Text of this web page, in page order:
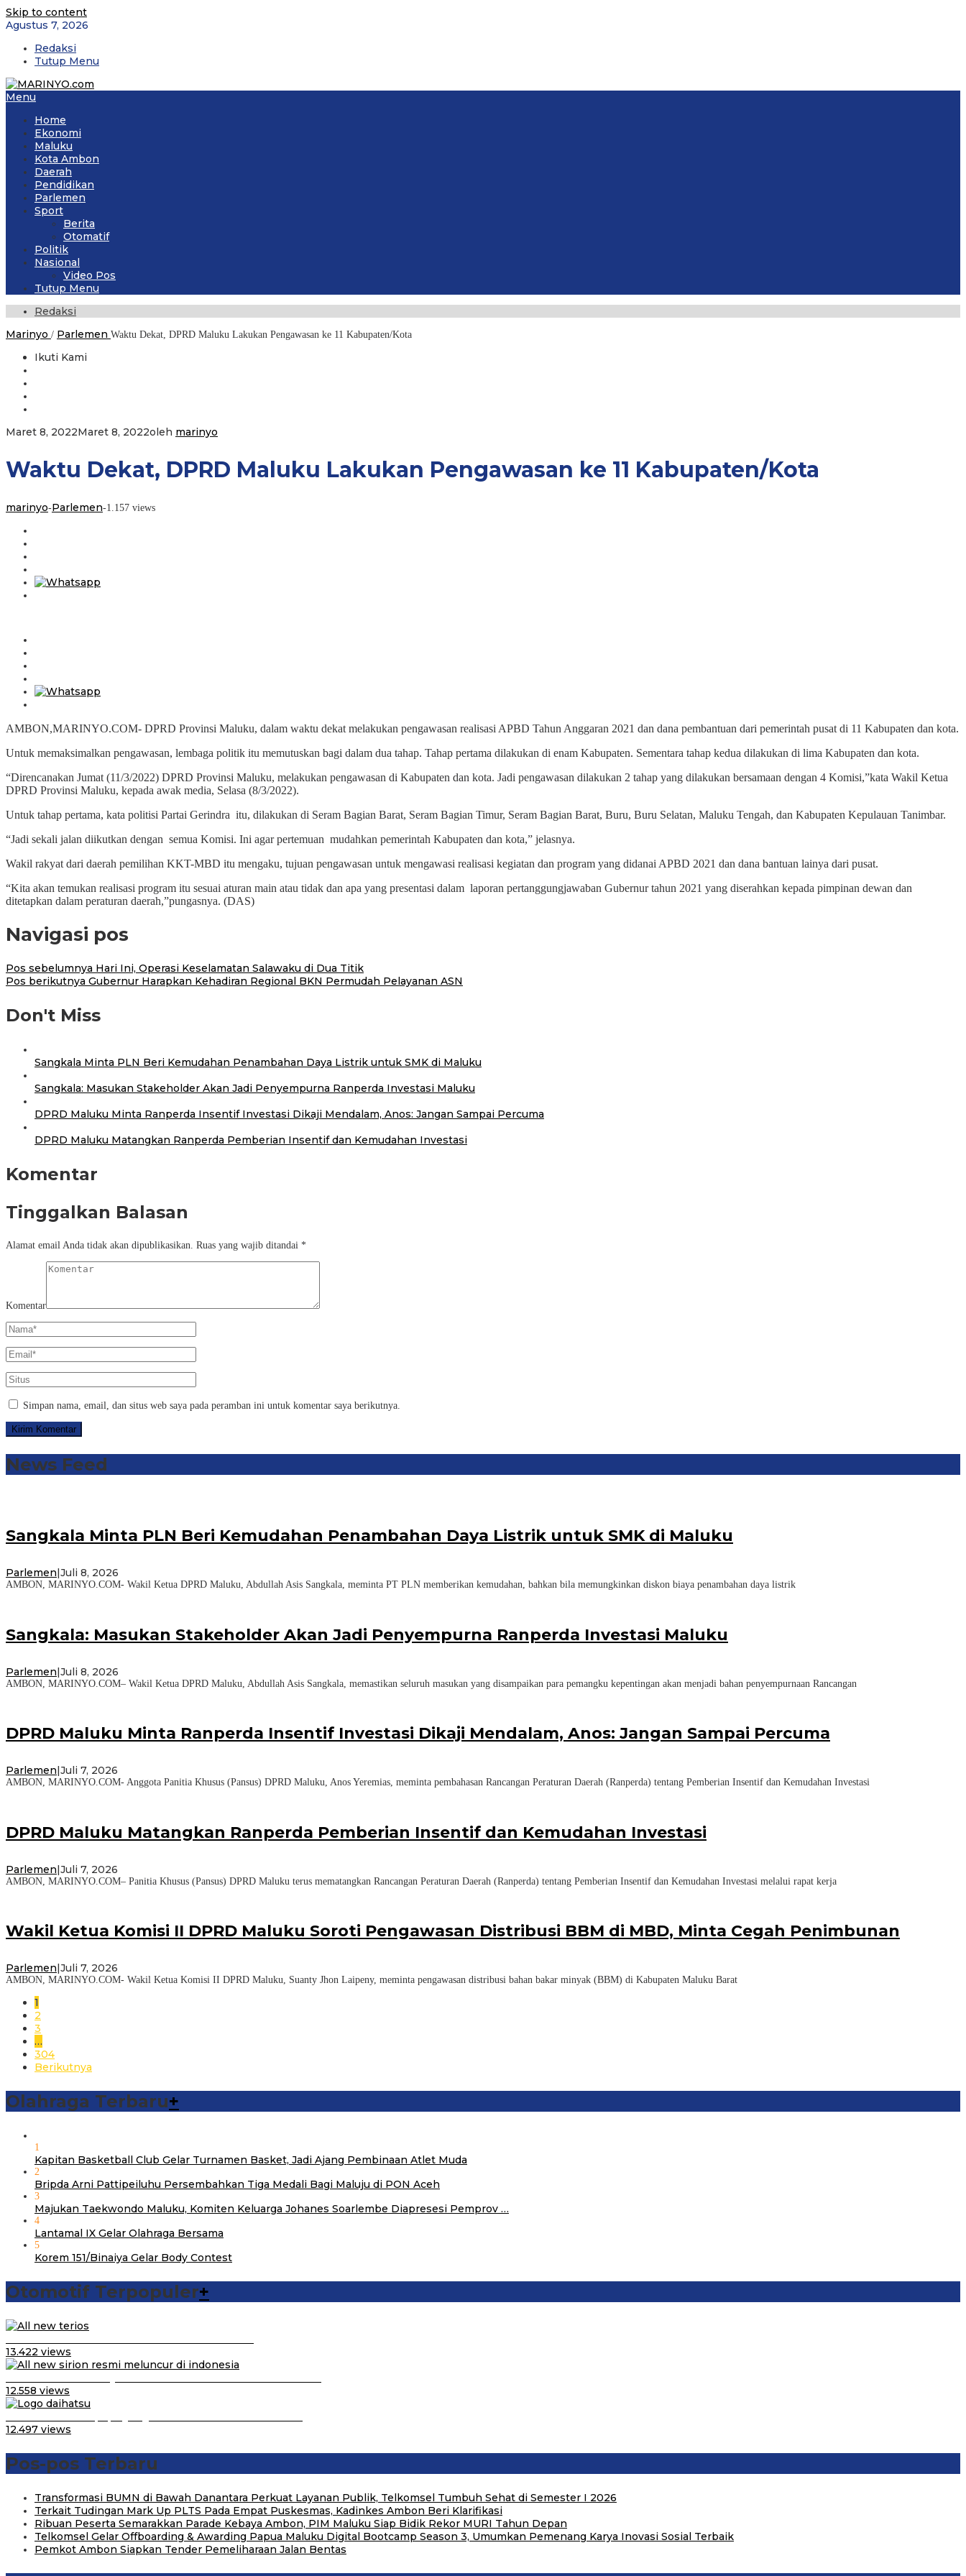
Skip to content
Agustus 7, 2026
Redaksi
Tutup Menu
Menu
Home
Ekonomi
Maluku
Kota Ambon
Daerah
Pendidikan
Parlemen
Sport
Berita
Otomatif
Politik
Nasional
Video Pos
Tutup Menu
Redaksi
Marinyo / Parlemen Waktu Dekat, DPRD Maluku Lakukan Pengawasan ke 11 Kabupaten/Kota
Ikuti Kami
Maret 8, 2022Maret 8, 2022oleh marinyo
Waktu Dekat, DPRD Maluku Lakukan Pengawasan ke 11 Kabupaten/Kota
marinyo-Parlemen-1.157 views
AMBON,MARINYO.COM- DPRD Provinsi Maluku, dalam waktu dekat melakukan pengawasan realisasi APBD Tahun Anggaran 2021 dan dana pembantuan dari pemerintah pusat di 11 Kabupaten dan kota.
Untuk memaksimalkan pengawasan, lembaga politik itu memutuskan bagi dalam dua tahap. Tahap pertama dilakukan di enam Kabupaten. Sementara tahap kedua dilakukan di lima Kabupaten dan kota.
“Direncanakan Jumat (11/3/2022) DPRD Provinsi Maluku, melakukan pengawasan di Kabupaten dan kota. Jadi pengawasan dilakukan 2 tahap yang dilakukan bersamaan dengan 4 Komisi,”kata Wakil Ketua
DPRD Provinsi Maluku, kepada awak media, Selasa (8/3/2022).
Untuk tahap pertama, kata politisi Partai Gerindra itu, dilakukan di Seram Bagian Barat, Seram Bagian Timur, Seram Bagian Barat, Buru, Buru Selatan, Maluku Tengah, dan Kabupaten Kepulauan Tanimbar.
“Jadi sekali jalan diikutkan dengan semua Komisi. Ini agar pertemuan mudahkan pemerintah Kabupaten dan kota,” jelasnya.
Wakil rakyat dari daerah pemilihan KKT-MBD itu mengaku, tujuan pengawasan untuk mengawasi realisasi kegiatan dan program yang didanai APBD 2021 dan dana bantuan lainya dari pusat.
“Kita akan temukan realisasi program itu sesuai aturan main atau tidak dan apa yang presentasi dalam laporan pertanggungjawaban Gubernur tahun 2021 yang diserahkan kepada pimpinan dewan dan
ditetapkan dalam peraturan daerah,”pungasnya. (DAS)
Navigasi pos
Pos sebelumnya Hari Ini, Operasi Keselamatan Salawaku di Dua Titik
Pos berikutnya Gubernur Harapkan Kehadiran Regional BKN Permudah Pelayanan ASN
Don't Miss
Sangkala Minta PLN Beri Kemudahan Penambahan Daya Listrik untuk SMK di Maluku
Sangkala: Masukan Stakeholder Akan Jadi Penyempurna Ranperda Investasi Maluku
DPRD Maluku Minta Ranperda Insentif Investasi Dikaji Mendalam, Anos: Jangan Sampai Percuma
DPRD Maluku Matangkan Ranperda Pemberian Insentif dan Kemudahan Investasi
Komentar
Tinggalkan Balasan
Alamat email Anda tidak akan dipublikasikan. Ruas yang wajib ditandai *
Komentar
Simpan nama, email, dan situs web saya pada peramban ini untuk komentar saya berikutnya.
News Feed
Sangkala Minta PLN Beri Kemudahan Penambahan Daya Listrik untuk SMK di Maluku
Parlemen Juli 8, 2026
AMBON, MARINYO.COM- Wakil Ketua DPRD Maluku, Abdullah Asis Sangkala, meminta PT PLN memberikan kemudahan, bahkan bila memungkinkan diskon biaya penambahan daya listrik
Sangkala: Masukan Stakeholder Akan Jadi Penyempurna Ranperda Investasi Maluku
Parlemen|Juli 8, 2026
AMBON, MARINYO.COM– Wakil Ketua DPRD Maluku, Abdullah Asis Sangkala, memastikan seluruh masukan yang disampaikan para pemangku kepentingan akan menjadi bahan penyempurnaan Rancangan
DPRD Maluku Minta Ranperda Insentif Investasi Dikaji Mendalam, Anos: Jangan Sampai Percuma
Parlemen Juli 7, 2026
AMBON, MARINYO.COM- Anggota Panitia Khusus (Pansus) DPRD Maluku, Anos Yeremias, meminta pembahasan Rancangan Peraturan Daerah (Ranperda) tentang Pemberian Insentif dan Kemudahan Investasi
DPRD Maluku Matangkan Ranperda Pemberian Insentif dan Kemudahan Investasi
Parlemen|Juli 7, 2026
AMBON, MARINYO.COM– Panitia Khusus (Pansus) DPRD Maluku terus mematangkan Rancangan Peraturan Daerah (Ranperda) tentang Pemberian Insentif dan Kemudahan Investasi melalui rapat kerja
Wakil Ketua Komisi II DPRD Maluku Soroti Pengawasan Distribusi BBM di MBD, Minta Cegah Penimbunan
Parlemen Juli 7, 2026
AMBON, MARINYO.COM- Wakil Ketua Komisi II DPRD Maluku, Suanty Jhon Laipeny, meminta pengawasan distribusi bahan bakar minyak (BBM) di Kabupaten Maluku Barat
1
2
3
…
304
Berikutnya
Olahraga Terbaru+
1
Kapitan Basketball Club Gelar Turnamen Basket, Jadi Ajang Pembinaan Atlet Muda
2
Bripda Arni Pattipeiluhu Persembahkan Tiga Medali Bagi Maluju di PON Aceh
3
Majukan Taekwondo Maluku, Komiten Keluarga Johanes Soarlembe Diapresesi Pemprov …
4
Lantamal IX Gelar Olahraga Bersama
5
Korem 151/Binaiya Gelar Body Contest
Otomotif Terpopuler+
13.422 views
12.558 views
12.497 views
Pos-pos Terbaru
Transformasi BUMN di Bawah Danantara Perkuat Layanan Publik, Telkomsel Tumbuh Sehat di Semester I 2026
Terkait Tudingan Mark Up PLTS Pada Empat Puskesmas, Kadinkes Ambon Beri Klarifikasi
Ribuan Peserta Semarakkan Parade Kebaya Ambon, PIM Maluku Siap Bidik Rekor MURI Tahun Depan
Telkomsel Gelar Offboarding & Awarding Papua Maluku Digital Bootcamp Season 3, Umumkan Pemenang Karya Inovasi Sosial Terbaik
Pemkot Ambon Siapkan Tender Pemeliharaan Jalan Bentas